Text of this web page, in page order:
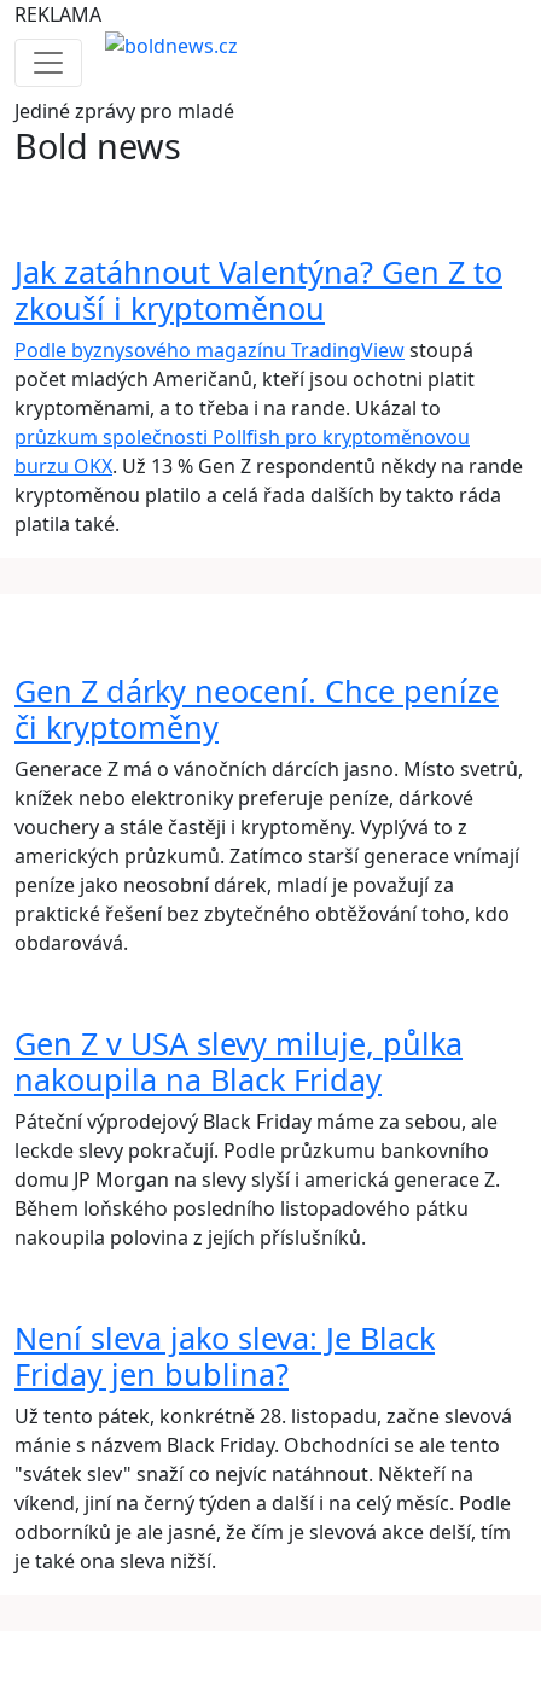
REKLAMA
Jedinézprávy pro mladé
Bold news
Jak zatáhnout Valentýna? Gen Z to
zkouší i kryptoměnou
Podle byznysového magazínu TradingViewstoupá
počet mladých Američanů, kteří jsou ochotni platit
kryptoměnami, a to třeba i na rande. Ukázal to
průzkum společnosti Pollfish pro kryptoměnovou
burzu OKX. Už 13 % Gen Z respondentů někdy na rande
kryptoměnou platilo a celá řada dalších by takto ráda
platila také.
Gen Z dárky neocení. Chce peníze
či kryptoměny
Generace Z má o vánočních dárcích jasno. Místo svetrů,
knížek nebo elektroniky preferuje peníze, dárkové
vouchery a stále častěji i kryptoměny. Vyplývá to z
amerických průzkumů. Zatímco starší generace vnímají
peníze jako neosobní dárek, mladí je považují za
praktické řešení bez zbytečného obtěžování toho, kdo
obdarovává.
Gen Z v USA slevy miluje, půlka
nakoupila na Black Friday
Páteční výprodejový Black Friday máme za sebou, ale
leckde slevy pokračují. Podle průzkumu bankovního
domu JP Morgan na slevy slyší i americká generace Z.
Během loňského posledního listopadového pátku
nakoupila polovina z jejích příslušníků.
Není sleva jako sleva: Je Black
Friday jen bublina?
Už tento pátek, konkrétně 28. listopadu, začne slevová
mánie s názvem Black Friday. Obchodníci se ale tento
"svátek slev" snaží co nejvíc natáhnout. Někteří na
víkend, jiní na černý týden a další i na celý měsíc. Podle
odborníků je ale jasné, že čím je slevová akce delší, tím
je také ona sleva nižší.